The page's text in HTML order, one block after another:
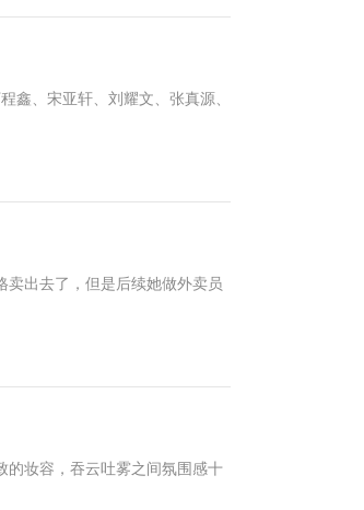
鑫、宋亚轩、刘耀文、张真源、
卖出去了，但是后续她做外卖员
的妆容，吞云吐雾之间氛围感十